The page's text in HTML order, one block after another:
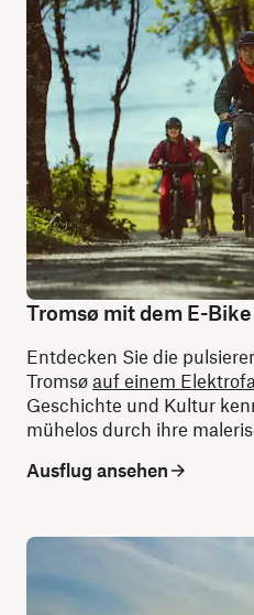
Tromsø mit dem E-
Entdecken Sie die
Tromsø auf einem
Geschichte und Kultur
mühelos durch ihre
Ausflug ansehen